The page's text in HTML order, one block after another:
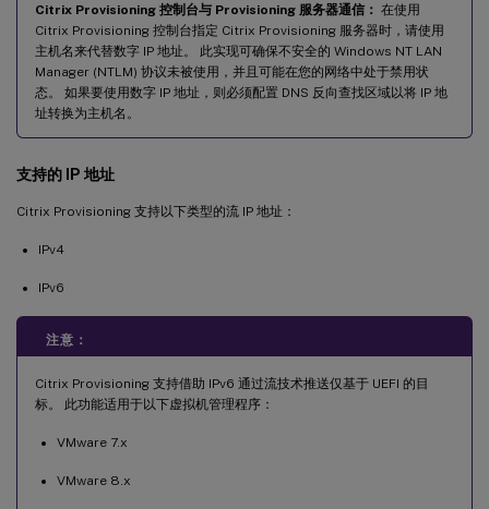
Citrix Provisioning 控制台与 Provisioning 服务器通信： 在使用
Citrix Provisioning 控制台指定 Citrix Provisioning 服务器时，请使用
主机名来代替数字 IP 地址。 此实现可确保不安全的 Windows NT LAN
Manager (NTLM) 协议未被使用，并且可能在您的网络中处于禁用状
态。 如果要使用数字 IP 地址，则必须配置 DNS 反向查找区域以将 IP 地
址转换为主机名。
支持的 IP 地址
Citrix Provisioning 支持以下类型的流 IP 地址：
IPv4
IPv6
注意：
Citrix Provisioning 支持借助 IPv6 通过流技术推送仅基于 UEFI 的目
标。 此功能适用于以下虚拟机管理程序：
VMware 7.x
VMware 8.x